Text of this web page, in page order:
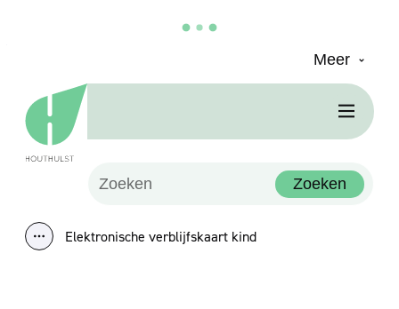
Meer
Houthulst
Waarmee kunnen we jou helpen?
Zoeken
Toon alle broodkruimel items
Elektronische verblijfskaart kind